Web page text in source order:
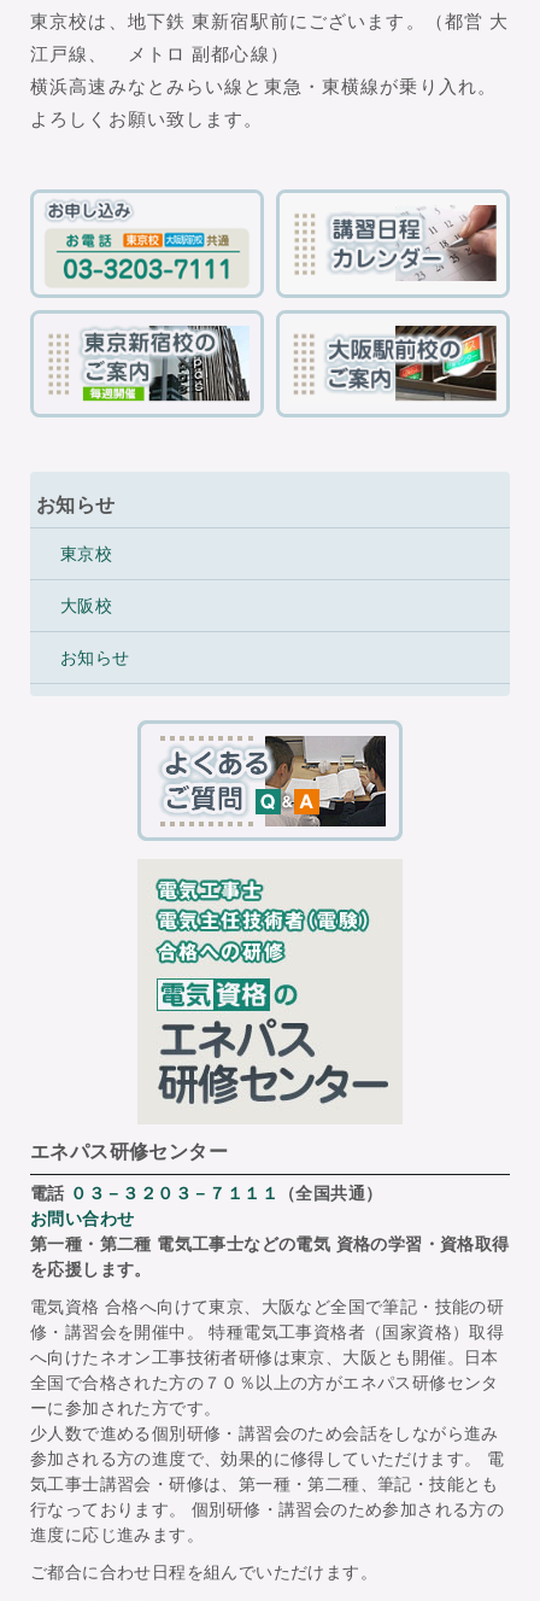
東京校は、地下鉄 東新宿駅前にございます。（都営 大
江戸線、 メトロ 副都心線）
横浜高速みなとみらい線と東急・東横線が乗り入れ。
よろしくお願い致します。
お知らせ
東京校
大阪校
お知らせ
エネパス研修センター
電話 ０３－３２０３－７１１１
（全国共通）
お問い合わせ
第一種・第二種 電気工事士などの電気 資格の学習・資格取得
を応援します。
電気資格 合格へ向けて東京、大阪など全国で筆記・技能の研
修・講習会を開催中。 特種電気工事資格者（国家資格）取得
へ向けたネオン工事技術者研修は東京、大阪とも開催。日本
全国で合格された方の７０％以上の方がエネパス研修センタ
ーに参加された方です。
少人数で進める個別研修・講習会のため会話をしながら進み
参加される方の進度で、効果的に修得していただけます。 電
気工事士講習会・研修は、第一種・第二種、筆記・技能とも
行なっております。 個別研修・講習会のため参加される方の
進度に応じ進みます。
ご都合に合わせ日程を組んでいただけます。